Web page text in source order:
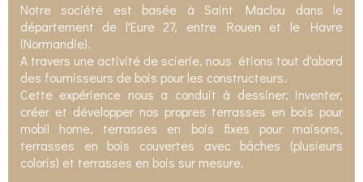
Notre société est basée à Saint Maclou dans le
département de l'Eure 27, entre Rouen et le Havre
(Normandie).
A travers une activité de scierie, nous étions tout d'abord
des fournisseurs de bois pour les constructeurs.
Cette expérience nous a conduit à dessiner, inventer,
créer et développer nos propres terrasses en bois pour
mobil home, terrasses en bois fixes pour maisons,
terrasses en bois couvertes avec bâches (plusieurs
coloris) et terrasses en bois sur mesure.